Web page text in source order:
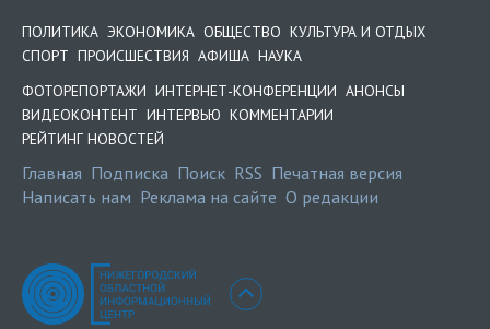
ПОЛИТИКА ЭКОНОМИКА ОБЩЕСТВО КУЛЬТУРА И ОТДЫХ
СПОРТ ПРОИСШЕСТВИЯ АФИША НАУКА
ФОТОРЕПОРТАЖИ ИНТЕРНЕТ-КОНФЕРЕНЦИИ АНОНСЫ
ВИДЕОКОНТЕНТ ИНТЕРВЬЮ КОММЕНТАРИИ
РЕЙТИНГ НОВОСТЕЙ
Главная Подписка Поиск RSS Печатная версия
Написать нам Реклама на сайте О редакции